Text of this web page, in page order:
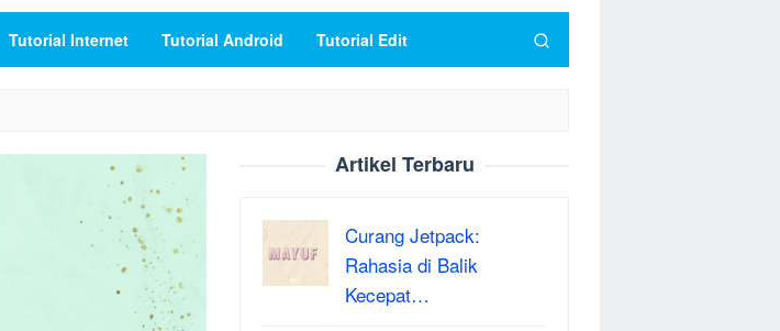
Tutorial Internet Tutorial Android Tutorial Edit
Artikel Terbaru
Curang Jetpack:
Rahasia di Balik
Kecepat…